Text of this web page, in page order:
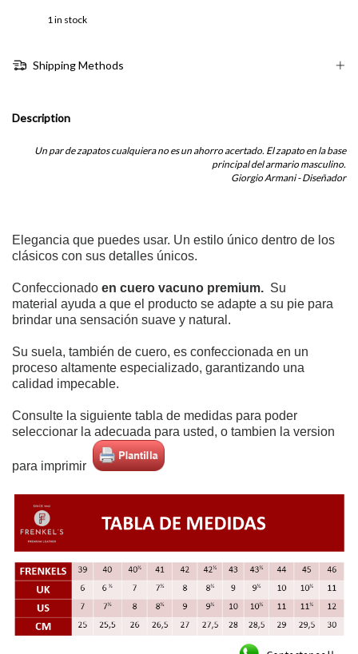
1 in stock
Shipping Methods
Description
Un par de zapatos cualquiera no es un ahorro acertado. El zapato en la base
principal del armario masculino.
Giorgio Armani - Diseñador
Elegancia que puedes usar. Un estilo único dentro de los
clásicos con sus detalles únicos.
Confeccionado en cuero vacuno premium. Su
material ayuda a que el producto se adapte a su pie para
brindar una sensación suave y natural.
Su suela, también de cuero, es confeccionada en un
proceso altamente especializado, garantizando una
calidad impecable.
Consulte la siguiente tabla de medidas para poder
seleccionar la adecuada para usted, o tambien la version
para imprimir